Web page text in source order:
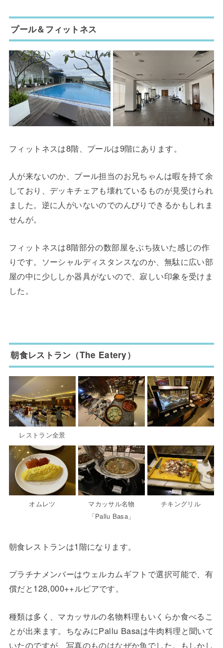
プール＆フィットネス
フィットネスは8階、プールは9階にあります。
人が来ないのか、プール担当のお兄ちゃんは暇を持て余
しており、デッキチェアも壊れているものが見受けられ
ました。逆に人がいないのでのんびりできるかもしれま
せんが。
フィットネスは8階部分の数部屋をぶち抜いた感じの作
りです。ソーシャルディスタンスなのか、無駄に広い部
屋の中に少ししか器具がないので、寂しい印象を受けま
した。
朝食レストラン（The Eatery）
レストラン全景
オムレツ
マカッサル名物
「Pallu Basa」
チキングリル
朝食レストランは1階になります。
プラチナメンバーはウェルカムギフトで選択可能で、有
償だと128,000++ルピアです。
種類は多く、マカッサルの名物料理もいくらか食べるこ
とが出来ます。ちなみにPallu Basaは牛肉料理と聞いて
いたのですが、写真のものはなぜか魚でした。もしかし